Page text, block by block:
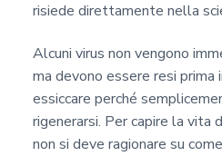
risiede direttamente nella
Alcuni virus non vengono
ma devono essere resi prima
essiccare perché
rigenerarsi. Per capire la vita
non si deve ragionare su